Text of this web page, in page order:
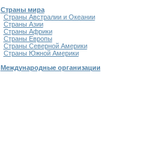
Страны мира
Страны Австралии и Океании
Страны Азии
Страны Африки
Страны Европы
Страны Северной Америки
Страны Южной Америки
Международные организации